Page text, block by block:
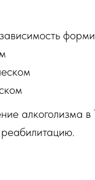
алкоголизма